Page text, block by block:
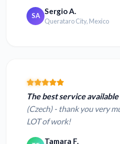
SA Sergio A.
Querataro City, Mexico
The best service
(Czech) - thank you very
LOT of work!
Tamara F.